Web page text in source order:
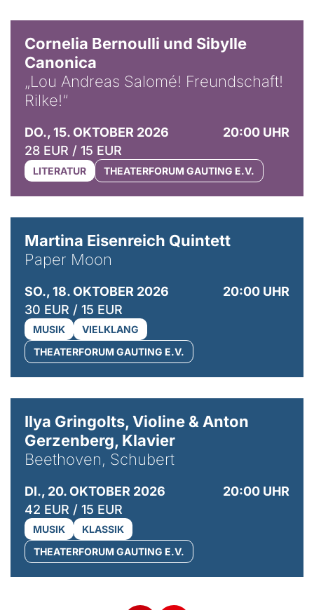
Cornelia Bernoulli und Sibylle
Canonica
„Lou Andreas Salomé! Freundschaft!
Rilke!“
DO., 15. OKTOBER 2026
20:00 UHR
28 EUR / 15 EUR
LITERATUR THEATERFORUM GAUTING E.V.
Martina Eisenreich Quintett
Paper Moon
SO., 18. OKTOBER 2026
20:00 UHR
30 EUR / 15 EUR
MUSIK
VIELKLANG
THEATERFORUM GAUTING E.V.
Ilya Gringolts, Violine & Anton
Gerzenberg, Klavier
Beethoven, Schubert
DI., 20. OKTOBER 2026
20:00 UHR
42 EUR / 15 EUR
MUSIK
KLASSIK
THEATERFORUM GAUTING E.V.